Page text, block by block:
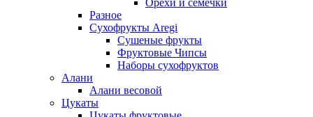
Орехи и семечки
Разное
Сухофрукты Aregi
Сушеные фрукты
Фруктовые Чипсы
Наборы сухофруктов
Алани
Алани весовой
Цукаты